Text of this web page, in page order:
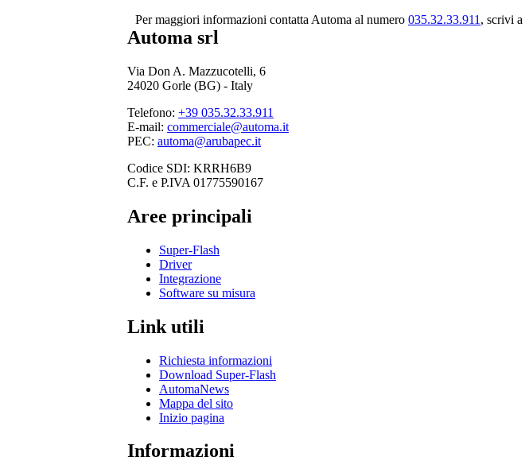
Per maggiori informazioni contatta Automa al numero 035.32.33.911 , scrivi a
Automa srl
Via Don A. Mazzucotelli, 6
24020 Gorle (BG) - Italy
Telefono: +39 035.32.33.911
E-mail: commerciale@automa.it
PEC: automa@arubapec.it
Codice SDI: KRRH6B9
C.F. e P.IVA 01775590167
Aree principali
Super-Flash
Driver
Integrazione
Software su misura
Link utili
Richiesta informazioni
Download Super-Flash
AutomaNews
Mappa del sito
Inizio pagina
Informazioni